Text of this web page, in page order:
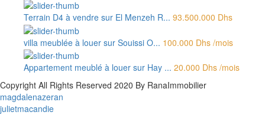
Terrain D4 à vendre sur El Menzeh R... 93.500.000 Dhs
villa meublée à louer sur Souissi O... 100.000 Dhs /mois
Appartement meublé à louer sur Hay ... 20.000 Dhs /mois
Copyright All Rights Reserved 2020 By RanaImmobilier
magdalenazeran
julietmacandie